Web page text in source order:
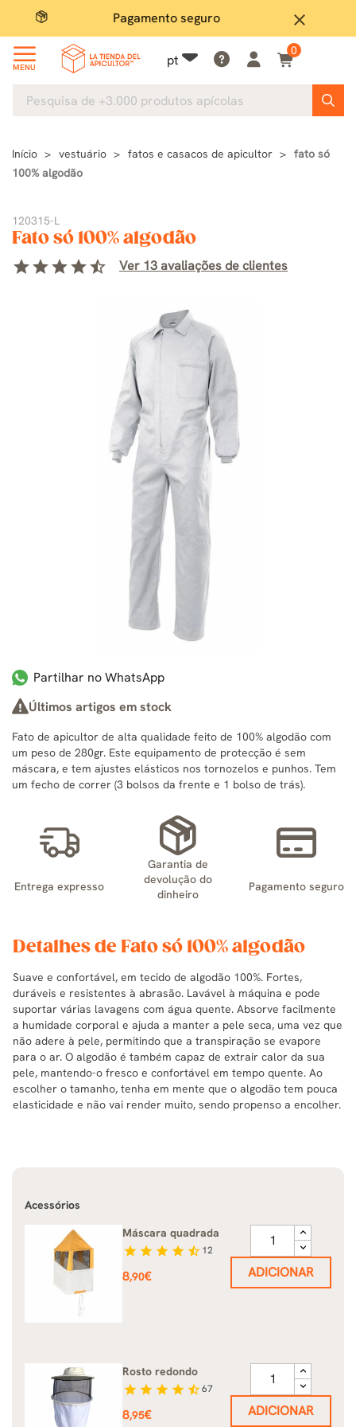
close
Pagamento seguro
MENU pt
0
Início vestuário fatos e casacos de apicultor
fato só
100% algodão
120315-L
Fato só 100% algodão
starstarstarstarstar_half Ver 13 avaliações de clientes
Partilhar no WhatsApp
Últimos artigos em stock
Fato de apicultor de alta qualidade feito de 100% algodão com
um peso de 280gr. Este equipamento de protecção é sem
máscara, e tem ajustes elásticos nos tornozelos e punhos. Tem
um fecho de correr (3 bolsos da frente e 1 bolso de trás).
Entrega expresso
Garantia de
devolução do
dinheiro
Pagamento seguro
Detalhes de Fato só 100% algodão
Suave e confortável, em tecido de algodão 100%. Fortes,
duráveis e resistentes à abrasão. Lavável à máquina e pode
suportar várias lavagens com água quente. Absorve facilmente
a humidade corporal e ajuda a manter a pele seca, uma vez que
não adere à pele, permitindo que a transpiração se evapore
para o ar. O algodão é também capaz de extrair calor da sua
pele, mantendo-o fresco e confortável em tempo quente. Ao
escolher o tamanho, tenha em mente que o algodão tem pouca
elasticidade e não vai render muito, sendo propenso a encolher.
Acessórios
Máscara quadrada
star star star star star_half 12
Preço
8,90€ ADICIONAR
Rosto redondo
star star star star star_half67
Preço
8,95€ ADICIONAR